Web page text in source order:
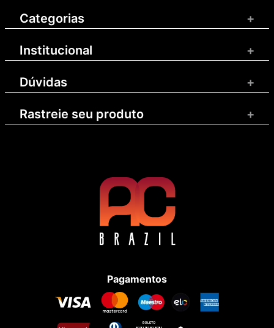
Categorias +
Institucional +
Dúvidas +
Rastreie seu produto +
Pagamentos